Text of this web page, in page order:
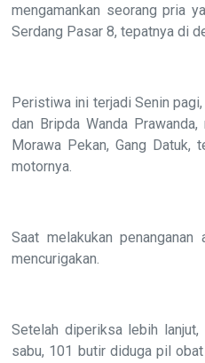
mengamankan seorang pria
Serdang Pasar 8, tepatnya di
Peristiwa ini terjadi Senin
dan Bripda Wanda
Morawa Pekan, Gang Datuk,
motornya.
Saat melakukan
mencurigakan.
Setelah diperiksa lebih
sabu, 101 butir diduga pil